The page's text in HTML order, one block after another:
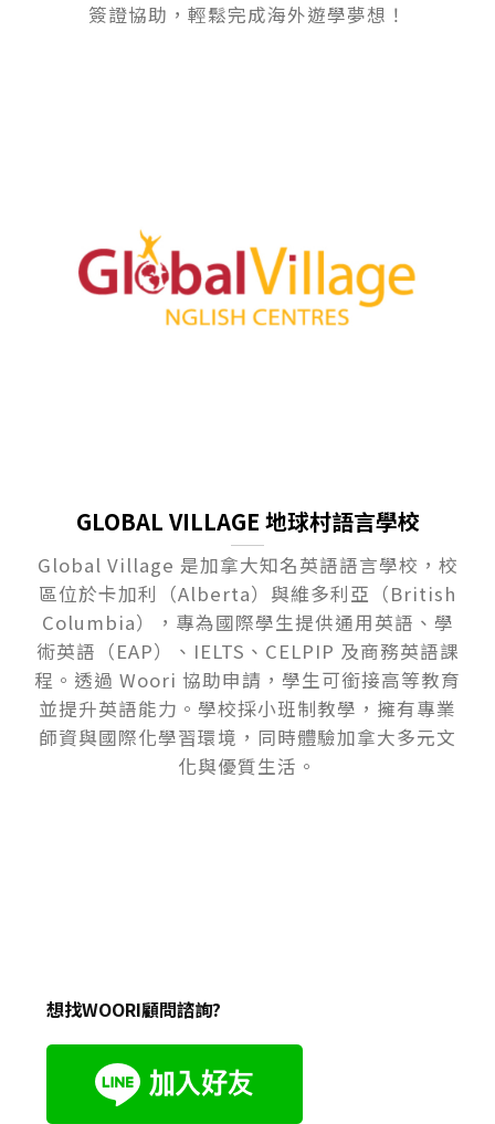
簽證協助，輕鬆完成海外遊學夢想！
GLOBAL VILLAGE 地球村語言學校
Global Village 是加拿大知名英語語言學校，校
區位於卡加利（Alberta）與維多利亞（British
Columbia），專為國際學生提供通用英語、學
術英語（EAP）、IELTS、CELPIP 及商務英語課
程。透過 Woori 協助申請，學生可銜接高等教育
並提升英語能力。學校採小班制教學，擁有專業
師資與國際化學習環境，同時體驗加拿大多元文
化與優質生活。
想找WOORI顧問諮詢?